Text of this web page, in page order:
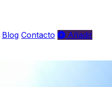
Blog Contacto
Añadir